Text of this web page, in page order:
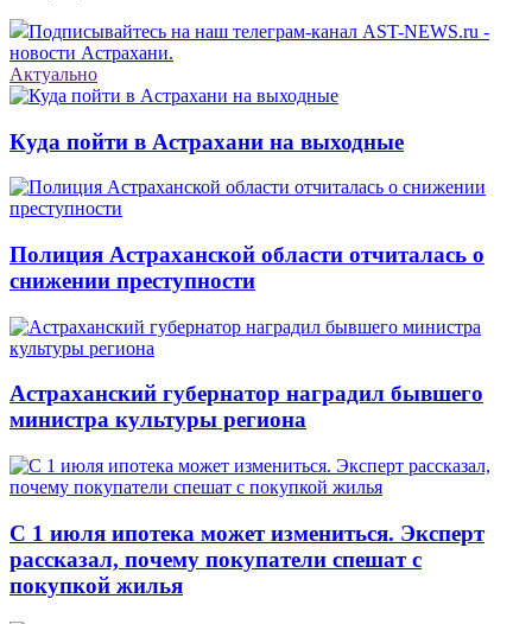
Подписывайтесь на наш телеграм-канал AST-NEWS.ru -
новости Астрахани.
Актуально
Куда пойти в Астрахани на выходные
Полиция Астраханской области отчиталась о
снижении преступности
Астраханский губернатор наградил бывшего
министра культуры региона
С 1 июля ипотека может измениться. Эксперт
рассказал, почему покупатели спешат с
покупкой жилья